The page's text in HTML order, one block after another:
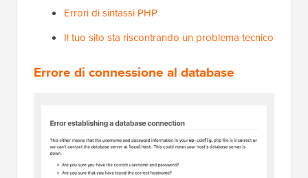
Errori di sintassi PHP
Il tuo sito sta riscontrando un problema tecnico
Errore di connessione al database